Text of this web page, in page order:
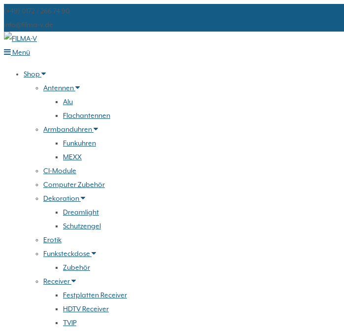
(+49) 0172 / 266 74 90
info@filma-v.de
Zum
springen
Menü
Shop
Antennen
Alu
Flachantennen
Armbanduhren
Funkuhren
MEXX
CI-Module
Computer Zubehör
Dekoration
Dreamlight
Schutzengel
Erotik
Funksteckdose
Zubehör
Receiver
Festplatten Receiver
HDTV Receiver
TVIP